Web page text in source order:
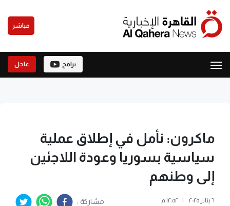
مباشر
برامج عاجل
ماكرون: نأمل في إطلاق عملية
سياسية بسوريا وعودة اللاجئين
إلى وطنهم
٦ يناير ٢٠٢٥ | ١٢:٥٢ م مشاركة :